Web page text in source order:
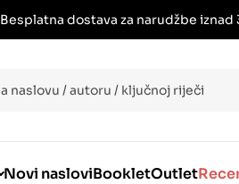
Besplatna dostava za narudžbe iznad
Novi nasloviBookletOutlet